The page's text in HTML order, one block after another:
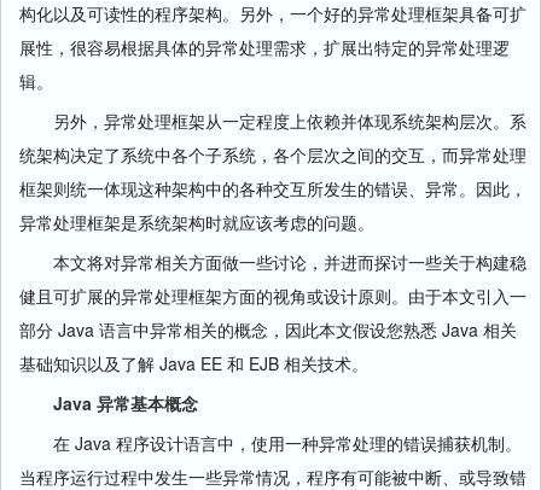
构化以及可读性的程序架构。另外，一个好的异常处理框架具备可扩
展性，很容易根据具体的异常处理需求，扩展出特定的异常处理逻
辑。
另外，异常处理框架从一定程度上依赖并体现系统架构层次。系
统架构决定了系统中各个子系统，各个层次之间的交互，而异常处理
框架则统一体现这种架构中的各种交互所发生的错误、异常。因此，
异常处理框架是系统架构时就应该考虑的问题。
本文将对异常相关方面做一些讨论，并进而探讨一些关于构建稳
健且可扩展的异常处理框架方面的视角或设计原则。由于本文引入一
部分 Java 语言中异常相关的概念，因此本文假设您熟悉 Java 相关
基础知识以及了解 Java EE 和 EJB 相关技术。
Java 异常基本概念
在 Java 程序设计语言中，使用一种异常处理的错误捕获机制。
当程序运行过程中发生一些异常情况，程序有可能被中断、或导致错